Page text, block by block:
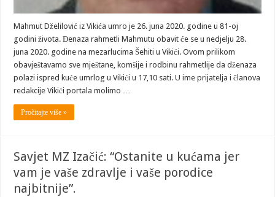
Mahmut Dželilović iz Vikića umro je 26. juna 2020. godine u 81-oj
godini života. Đenaza rahmetli Mahmutu obavit će se u nedjelju 28.
juna 2020. godine na mezarlucima Šehiti u Vikići. Ovom prilikom
obavještavamo sve mještane, komšije i rodbinu rahmetlije da dženaza
polazi ispred kuće umrlog u Vikići u 17,10 sati. U ime prijatelja i članova
redakcije Vikići portala molimo …
Pročitajte više »
Savjet MZ Izačić: “Ostanite u kućama jer
vam je vaše zdravlje i vaše porodice
najbitnije”.